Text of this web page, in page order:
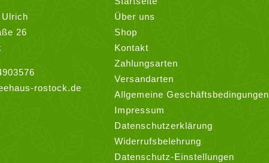
auf
der
Produktseite
werden
26
rostock.de
Über uns
Shop
Kontakt
Zahlungsarten
Versandarten
Allgemeine Geschäftsbedingungen
Impressum
Datenschutzerklärung
Widerrufsbelehrung
Datenschutz-Einstellungen